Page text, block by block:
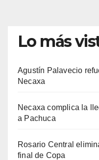
Lo más
Agustín Palavecio
Necaxa
Necaxa complica la
a Pachuca
Rosario Central
final de Copa